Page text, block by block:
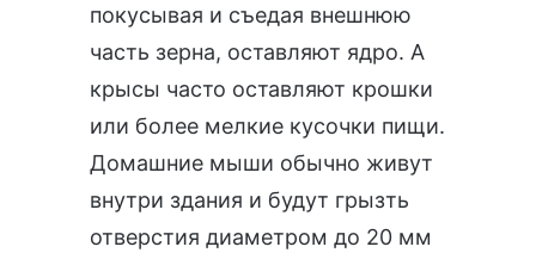
покусывая и съедая внешнюю
часть зерна, оставляют ядро. А
крысы часто оставляют крошки
или более мелкие кусочки пищи.
Домашние мыши обычно живут
внутри здания и будут грызть
отверстия диаметром до 20 мм